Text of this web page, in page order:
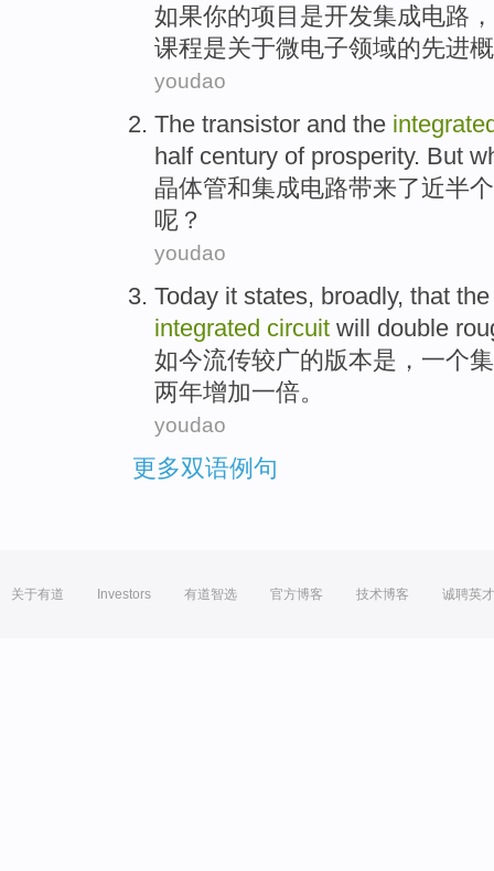
如果你的项目 是开发集成电路 ，
课程是关于微电子领域的先进
youdao
The transistor and the
half century of prosperity. But
晶体管和集成电路带来了近半个
呢？
youdao
Today it states, broadly, that
integrated circuit will double
如今流传较广的版本是， 一个
两年增加一倍。
youdao
更多双语例句
关于有道 Investors 有道智选 官方博客 技术博客 诚聘英才